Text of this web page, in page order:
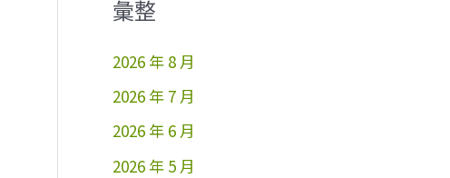
彙整
2026 年 8 月
2026 年 7 月
2026 年 6 月
2026 年 5 月